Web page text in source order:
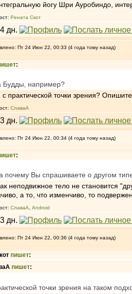
йогу Шри Ауробиндо,
Рената Скот
Пт 24 Июн 22, 00:33 (4 года тому назад)
:
Будды, например?
с практической точки зрения?
СлаваА
Пт 24 Июн 22, 00:34 (4 года тому назад)
:
почему Вы спрашиваете о другом
неподвижное тело не становится
а то, что изменчиво, то
СлаваА Android
Пт 24 Июн 22, 00:36 (4 года тому назад)
пишет:
пишет:
точки зрения на таком